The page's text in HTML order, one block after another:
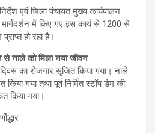
एवं जिला पंचायत मुख्य कार्यपालन
में किए गए इस कार्य से 1200 से
हो रहा है।
नाले को मिला नया जीवन
का रोजगार सृजित किया गया। नाले
गया तथा पूर्व निर्मित स्टॉप डेम की
किया गया।